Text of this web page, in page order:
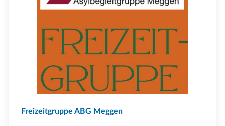
Freizeitgruppe ABG Meggen